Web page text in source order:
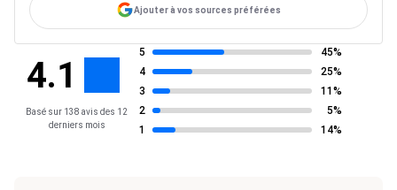
Ajouter à vos sources préférées
4.1
Basé sur 138 avis des 12
derniers mois
5
45%
4
25%
3
11%
2
5%
1
14%